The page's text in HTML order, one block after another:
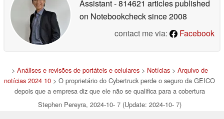
Assistant- 814621 articles published
on Notebookchecksince 2008
contact me via:
Facebook
> Análises e revisões de portáteis e celulares> Notícias> Arquivo de
notícias 2024 10 > O proprietário do Cybertruck perde o seguro da GEICO
depois que a empresa diz que ele não se qualifica para a cobertura
Stephen Pereyra, 2024-10- 7 (Update: 2024-10- 7)